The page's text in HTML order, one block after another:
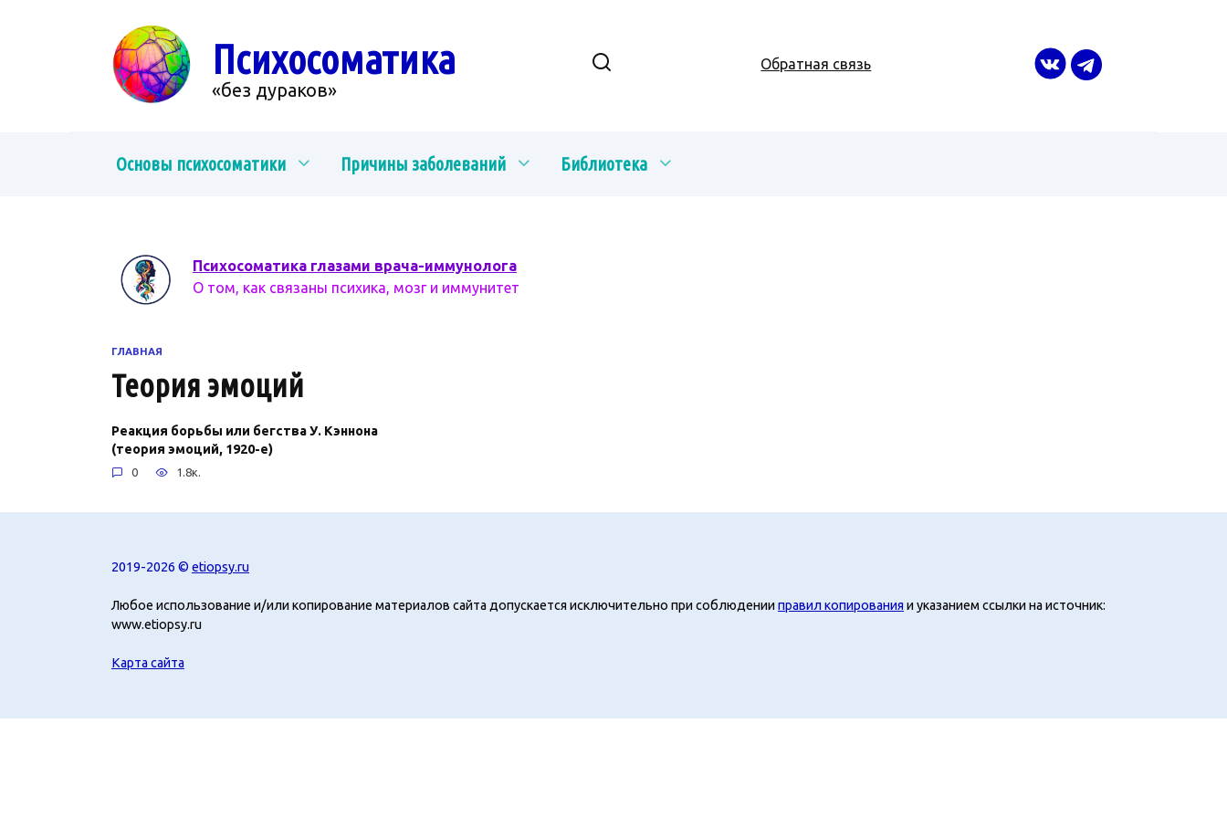
Психосоматика
«без дураков»
Обратная связь
Основы психосоматики Причины заболеваний Библиотека
Психосоматика глазами врача-иммунолога
О том, как связаны психика, мозг и иммунитет
ГЛАВНАЯ
Теория эмоций
Реакция борьбы или бегства У. Кэннона
(теория эмоций, 1920-е)
0 1.8к.
2019-2026 © etiopsy.ru
Любое использование и/или копирование материалов сайта допускается исключительно при соблюденииправил копирования и указанием ссылки на источник:
www.etiopsy.ru
Карта сайта